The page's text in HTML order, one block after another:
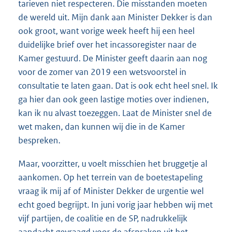
tarieven niet respecteren. Die misstanden moeten
de wereld uit. Mijn dank aan Minister Dekker is dan
ook groot, want vorige week heeft hij een heel
duidelijke brief over het incassoregister naar de
Kamer gestuurd. De Minister geeft daarin aan nog
voor de zomer van 2019 een wetsvoorstel in
consultatie te laten gaan. Dat is ook echt heel snel. Ik
ga hier dan ook geen lastige moties over indienen,
kan ik nu alvast toezeggen. Laat de Minister snel de
wet maken, dan kunnen wij die in de Kamer
bespreken.
Maar, voorzitter, u voelt misschien het bruggetje al
aankomen. Op het terrein van de boetestapeling
vraag ik mij af of Minister Dekker de urgentie wel
echt goed begrijpt. In juni vorig jaar hebben wij met
vijf partijen, de coalitie en de SP, nadrukkelijk